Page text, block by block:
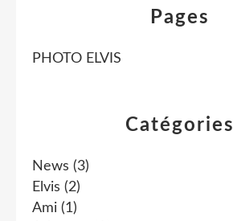
Catégories
News (3)
Elvis (2)
Ami (1)
Pages
PHOTO ELVIS